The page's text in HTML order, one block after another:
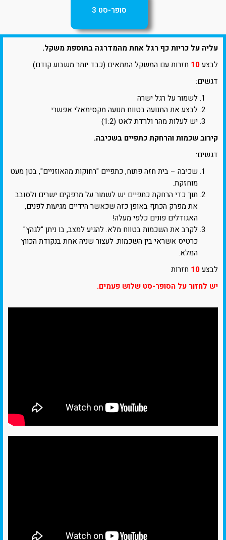
סופר-סט 3
עליה על כריות כף רגל אחת מהמדרגה בתוספת משקל.
לבצע10 חזרות עם המשקל המתאים (כבד יותר משבוע קודם).
דגשים:
לשמור על רגל ישרה
לבצע את התנועה בטווח תנועה מקסימאלי אפשרי
יש לעלות מהר ולרדת לאט (1:2)
קירוב שכמות והרחקת כתפיים בשכיבה.
דגשים:
שכיבה – בית חזה פתוח, כתפיים "רחוקות מהאוזניים", בטן מעט
מוחזקת.
תוך כדי הרחקת כתפיים יש לשמור על מרפקים ישרים ולסובב
את מפרק הכתף באופן כזה שכאשר הידיים מגיעות לפנים,
האגודלים פונים כלפי מעלה!
לקרב את השכמות בטווח מלא. להגיע למצב, בו ניתן "לגהץ"
כרטיס אשראי בין השכמות. לעצור שניה אחת בנקודת הכווץ
המלא.
לבצע10 חזרות
יש לחזור על הסופר-סט שלוש פעמים.